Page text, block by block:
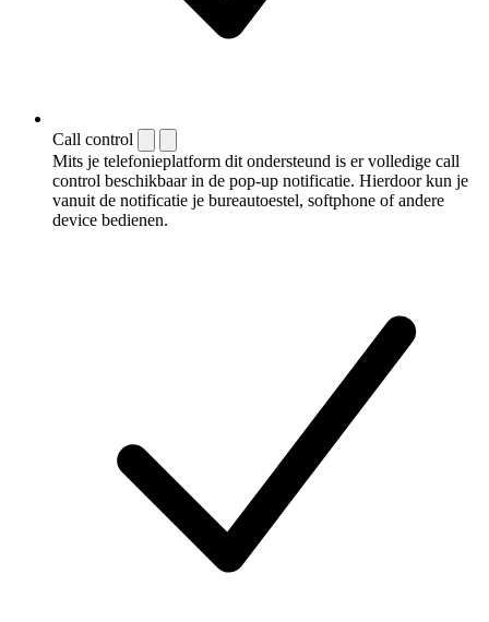
Call control
Mits je telefonieplatform dit ondersteund is er volledige call
control beschikbaar in de pop-up notificatie. Hierdoor kun je
vanuit de notificatie je bureautoestel, softphone of andere
device bedienen.